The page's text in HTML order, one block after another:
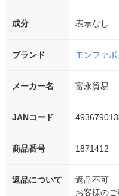
成分 表示なし
ブランド モンファボ
メーカー名 富永貿易
JANコード
商品番号 1871412
返品について
返品不可
お客様の